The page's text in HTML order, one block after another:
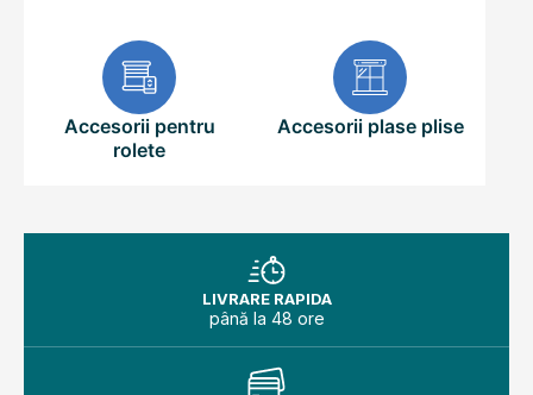
Accesorii pentru
rolete
Accesorii plase plise
LIVRARE RAPIDA
până la 48 ore